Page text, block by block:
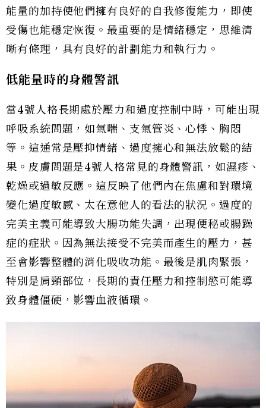
能量的加持使他們擁有良好的自我修復能力，即使
受傷也能穩定恢復。最重要的是情緒穩定，思維清
晰有條理，具有良好的計劃能力和執行力。
低能量時的身體警訊
當4號人格長期處於壓力和過度控制中時，可能出現
呼吸系統問題，如氣喘、支氣管炎、心悸、胸悶
等。這通常是壓抑情緒、過度擁心和無法放鬆的結
果。皮膚問題是4號人格常見的身體警訊，如濕疹、
乾燥或過敏反應。這反映了他們內在焦慮和對環境
變化過度敏感、太在意他人的看法的狀況。過度的
完美主義可能導致大腸功能失調，出現便秘或腸躁
症的症狀。因為無法接受不完美而產生的壓力，甚
至會影響整體的消化吸收功能。最後是肌肉緊張，
特別是肩頸部位，長期的責任壓力和控制慾可能導
致身體僵硬，影響血液循環。